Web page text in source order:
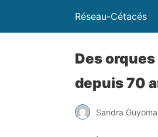
Réseau-Cétacés
Des
depuis 70
Sandra